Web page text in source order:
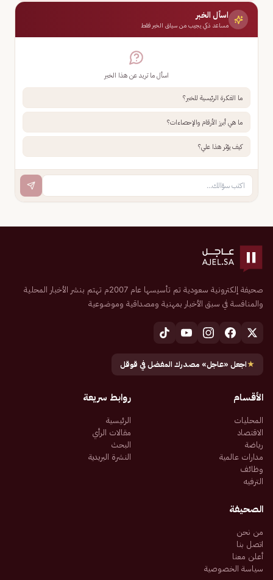
اسأل الخبر
مساعد ذكي يجيب من سياق الخبر فقط
اسأل ما تريد عن هذا الخبر
ما الفكرة الرئيسية للخبر؟
ما هي أبرز الأرقام والإحصاءات؟
كيف يؤثر هذا علي؟
صحيفة إلكترونية سعودية تم تأسيسها عام 2007م تهتم بنشر الأخبار المحلية
والمنافسة في سبق الأخبار بمهنية ومصداقية وموضوعية
★اجعل «عاجل» مصدرك المفضل في قوقل
الأقسام
المحليات
الاقتصاد
رياضة
مدارات عالمية
وظائف
الترفيه
روابط سريعة
الرئيسية
مقالات الرأي
البحث
النشرة البريدية
الصحيفة
من نحن
اتصل بنا
أعلن معنا
سياسة الخصوصية